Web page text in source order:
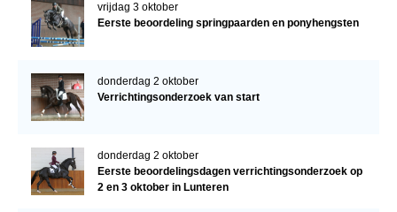
vrijdag 3 oktober
Eerste beoordeling springpaarden en ponyhengsten
donderdag 2 oktober
Verrichtingsonderzoek van start
donderdag 2 oktober
Eerste beoordelingsdagen verrichtingsonderzoek op
2 en 3 oktober in Lunteren